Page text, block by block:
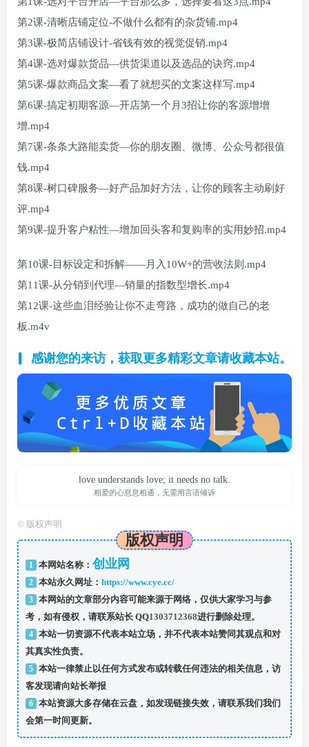
第2课-清晰店铺定位-不做什么都有的杂货铺.mp4
第3课-极简店铺设计-省钱有效的视觉促销.mp4
第4课-选对爆款货品—供货渠道以及选品的诀窍.mp4
第5课-爆款商品文案—看了就想买的文案这样写.mp4
第6课-搞定初期客源—开店第一个月3招让你的客源增增
增.mp4
第7课-条条大路能卖货—你的朋友圈、微博、公众号都很值
钱.mp4
第8课-树口碑服务—好产品加好方法，让你的顾客主动刷好
评.mp4
第9课-提升客户粘性—增加回头客和复购率的实用妙招.mp4
第10课-目标设定和拆解——月入10W+的营收法则.mp4
第11课-从分销到代理—销量的指数型增长.mp4
第12课-这些血泪经验让你不走弯路，成功的做自己的老
板.m4v
感谢您的来访，获取更多精彩文章请收藏本站。
love understands love; it needs no talk.
相爱的心息息相通，无需用言语倾诉
© 版权声明
版权声明
1 本网站名称： 创业网
2 本站永久网址： https://www.cye.cc/
3
本网站的文章部分内容可能来源于网络，仅供大家学习与参
考，如有侵权，请联系站长 QQ1303712368进行删除处理。
4
本站一切资源不代表本站立场，并不代表本站赞同其观点和对
其真实性负责。
5
本站一律禁止以任何方式发布或转载任何违法的相关信息，访
客发现请向站长举报
6
本站资源大多存储在云盘，如发现链接失效，请联系我们我们
会第一时间更新。